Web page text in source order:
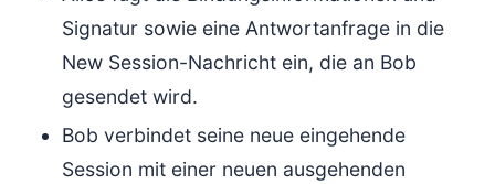
Signatur sowie eine Antwortanfrage in die
New Session-Nachricht ein, die an Bob
gesendet wird.
Bob verbindet seine neue eingehende
Session mit einer neuen ausgehenden